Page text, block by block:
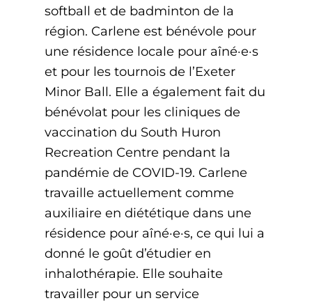
softball et de badminton de la
région. Carlene est bénévole pour
une résidence locale pour aîné·e·s
et pour les tournois de l’Exeter
Minor Ball. Elle a également fait du
bénévolat pour les cliniques de
vaccination du South Huron
Recreation Centre pendant la
pandémie de COVID-19. Carlene
travaille actuellement comme
auxiliaire en diététique dans une
résidence pour aîné·e·s, ce qui lui a
donné le goût d’étudier en
inhalothérapie. Elle souhaite
travailler pour un service